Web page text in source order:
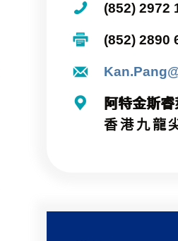
(852) 2972
(852) 2890
阿特金斯
香港九龍